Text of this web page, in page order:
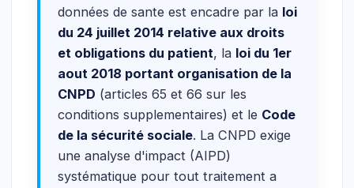
données de sante est encadre par la loi
du 24 juillet 2014 relative aux droits
et obligations du patient, la loi du 1er
aout 2018 portant organisation de la
CNPD (articles 65 et 66 sur les
conditions supplementaires) et le Code
de la sécurité sociale. La CNPD exige
une analyse d'impact (AIPD)
systématique pour tout traitement a